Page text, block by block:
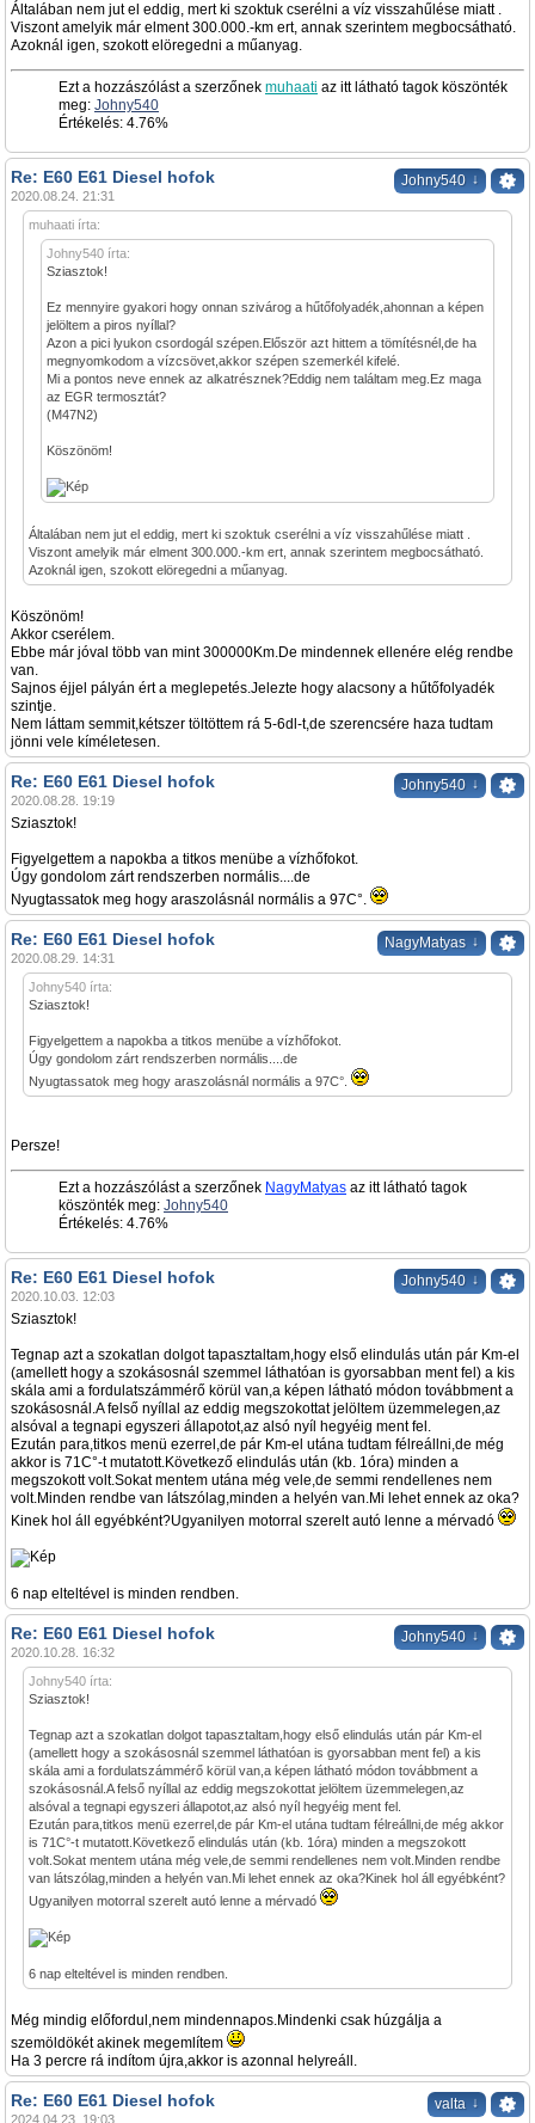
Általában nem jut el eddig, mert ki szoktuk cserélni a víz visszahűlése miatt .
Viszont amelyik már elment 300.000.-km ert, annak szerintem megbocsátható.
Azoknál igen, szokott elöregedni a műanyag.
Ezt a hozzászólást a szerzőnek muhaati az itt látható tagok köszönték
meg: Johny540
Értékelés: 4.76%
Johny540 ↓
Re: E60 E61 Diesel hofok
2020.08.24. 21:31
muhaati írta:
Johny540 írta:
Sziasztok!
Ez mennyire gyakori hogy onnan szivárog a hűtőfolyadék,ahonnan a képen
jelöltem a piros nyíllal?
Azon a pici lyukon csordogál szépen.Először azt hittem a tömítésnél,de ha
megnyomkodom a vízcsövet,akkor szépen szemerkél kifelé.
Mi a pontos neve ennek az alkatrésznek?Eddig nem találtam meg.Ez maga
az EGR termosztát?
(M47N2)
Köszönöm!
Általában nem jut el eddig, mert ki szoktuk cserélni a víz visszahűlése miatt .
Viszont amelyik már elment 300.000.-km ert, annak szerintem megbocsátható.
Azoknál igen, szokott elöregedni a műanyag.
Köszönöm!
Akkor cserélem.
Ebbe már jóval több van mint 300000Km.De mindennek ellenére elég rendbe
van.
Sajnos éjjel pályán ért a meglepetés.Jelezte hogy alacsony a hűtőfolyadék
szintje.
Nem láttam semmit,kétszer töltöttem rá 5-6dl-t,de szerencsére haza tudtam
jönni vele kíméletesen.
Johny540 ↓
Re: E60 E61 Diesel hofok
2020.08.28. 19:19
Sziasztok!
Figyelgettem a napokba a titkos menübe a vízhőfokot.
Úgy gondolom zárt rendszerben normális....de
Nyugtassatok meg hogy araszolásnál normális a 97C°.
NagyMatyas ↓
Re: E60 E61 Diesel hofok
2020.08.29. 14:31
Johny540 írta:
Sziasztok!
Figyelgettem a napokba a titkos menübe a vízhőfokot.
Úgy gondolom zárt rendszerben normális....de
Nyugtassatok meg hogy araszolásnál normális a 97C°.
Persze!
Ezt a hozzászólást a szerzőnek NagyMatyas az itt látható tagok
köszönték meg: Johny540
Értékelés: 4.76%
Johny540 ↓
Re: E60 E61 Diesel hofok
2020.10.03. 12:03
Sziasztok!
Tegnap azt a szokatlan dolgot tapasztaltam,hogy első elindulás után pár Km-el
(amellett hogy a szokásosnál szemmel láthatóan is gyorsabban ment fel) a kis
skála ami a fordulatszámmérő körül van,a képen látható módon továbbment a
szokásosnál.A felső nyíllal az eddig megszokottat jelöltem üzemmelegen,az
alsóval a tegnapi egyszeri állapotot,az alsó nyíl hegyéig ment fel.
Ezután para,titkos menü ezerrel,de pár Km-el utána tudtam félreállni,de még
akkor is 71C°-t mutatott.Következő elindulás után (kb. 1óra) minden a
megszokott volt.Sokat mentem utána még vele,de semmi rendellenes nem
volt.Minden rendbe van látszólag,minden a helyén van.Mi lehet ennek az oka?
Kinek hol áll egyébként?Ugyanilyen motorral szerelt autó lenne a mérvadó
6 nap elteltével is minden rendben.
Johny540 ↓
Re: E60 E61 Diesel hofok
2020.10.28. 16:32
Johny540 írta:
Sziasztok!
Tegnap azt a szokatlan dolgot tapasztaltam,hogy első elindulás után pár Km-el
(amellett hogy a szokásosnál szemmel láthatóan is gyorsabban ment fel) a kis
skála ami a fordulatszámmérő körül van,a képen látható módon továbbment a
szokásosnál.A felső nyíllal az eddig megszokottat jelöltem üzemmelegen,az
alsóval a tegnapi egyszeri állapotot,az alsó nyíl hegyéig ment fel.
Ezután para,titkos menü ezerrel,de pár Km-el utána tudtam félreállni,de még akkor
is 71C°-t mutatott.Következő elindulás után (kb. 1óra) minden a megszokott
volt.Sokat mentem utána még vele,de semmi rendellenes nem volt.Minden rendbe
van látszólag,minden a helyén van.Mi lehet ennek az oka?Kinek hol áll egyébként?
Ugyanilyen motorral szerelt autó lenne a mérvadó
6 nap elteltével is minden rendben.
Még mindig előfordul,nem mindennapos.Mindenki csak húzgálja a
szemöldökét akinek megemlítem
Ha 3 percre rá indítom újra,akkor is azonnal helyreáll.
valta ↓
Re: E60 E61 Diesel hofok
2024.04.23. 19:03